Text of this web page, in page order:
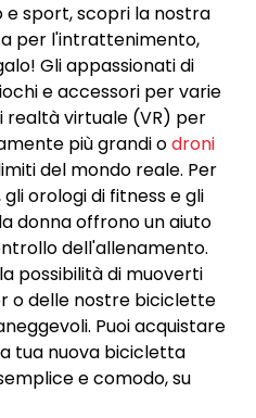
e sport, scopri la nostra
per l'intrattenimento,
Gli appassionati di
e accessori per varie
realtà virtuale (VR) per
più grandi odroni
del mondo reale. Per
orologi di fitness e gli
donna offrono un aiuto
dell'allenamento.
possibilità di muoverti
o delle nostre biciclette
Puoi acquistare
tua nuova bicicletta
e comodo, su